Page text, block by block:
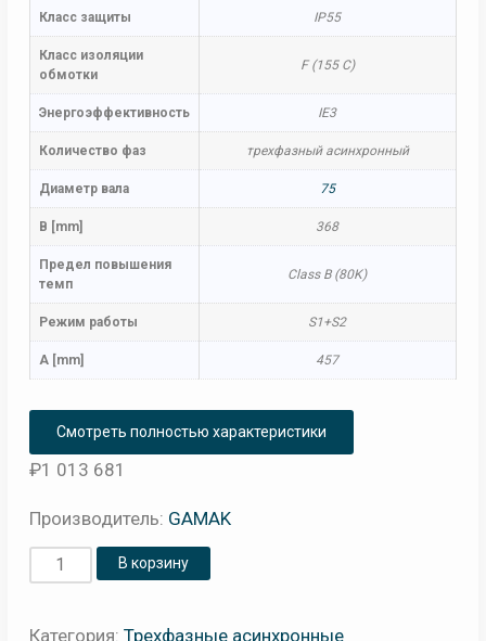
Класс защиты IP55
Класс изоляции
обмотки
F (155 C)
Энергоэффективность IE3
Количество фаз трехфазный асинхронный
Диаметр вала 75
B [mm] 368
Предел повышения
темп
Class B (80K)
Режим работы S1+S2
A [mm] 457
Смотреть полностью характеристики
1 013 681
₽
Производитель: GAMAK
Количество
товара
В корзину
Категория: Трехфазные асинхронные